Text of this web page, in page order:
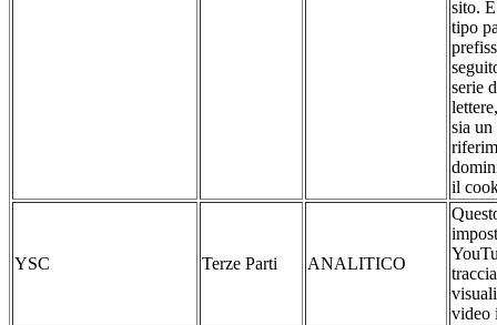
sito.
tipo
serie
sia
il
YSC Terze Parti ANALITICO
video